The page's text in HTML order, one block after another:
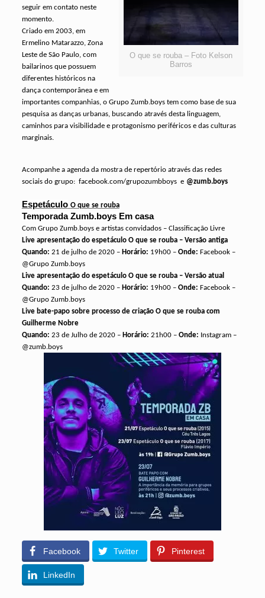
O que se rouba – Foto Kelson
Barros
seguir em contato neste
momento.
Criado em 2003, em
Ermelino Matarazzo, Zona
Leste de São Paulo, com
bailarinos que possuem
diferentes históricos na
dança contemporânea e em
importantes companhias, o Grupo Zumb.boys tem como base de sua
pesquisa as danças urbanas, buscando através desta linguagem,
caminhos para visibilidade e protagonismo periféricos e das culturas
marginais.
Acompanhe a agenda da mostra de repertório através das redes
sociais do grupo: facebook.com/grupozumbboys e @zumb.boys
Espetáculo O que se rouba
Temporada Zumb.boys Em casa
Com Grupo Zumb.boys e artistas convidados – Classificação Livre
Live apresentação do espetáculo O que se rouba – Versão antiga
Quando: 21 de julho de 2020 – Horário: 19h00 – Onde: Facebook –
@Grupo Zumb.boys
Live apresentação do espetáculo O que se rouba – Versão atual
Quando: 23 de julho de 2020 – Horário: 19h00 – Onde: Facebook –
@Grupo Zumb.boys
Live bate-papo sobre processo de criação O que se rouba com
Guilherme Nobre
Quando: 23 de Julho de 2020 –Horário: 21h00 – Onde: Instagram –
@zumb.boys
Facebook Twitter Pinterest
LinkedIn